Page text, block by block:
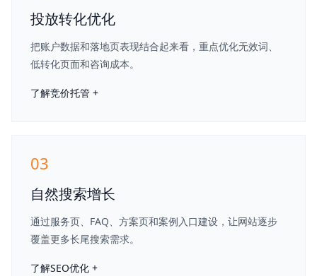
投放转化优化
把账户数据和落地页表现结合起来看，重点优化无效词、
低转化页面和咨询成本。
了解竞价托管 +
03
自然搜索增长
通过服务页、FAQ、方案页和案例入口建设，让网站逐步
覆盖更多长尾搜索需求。
了解SEO优化 +